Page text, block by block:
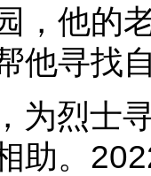
，他的
他寻找
为烈士
助。